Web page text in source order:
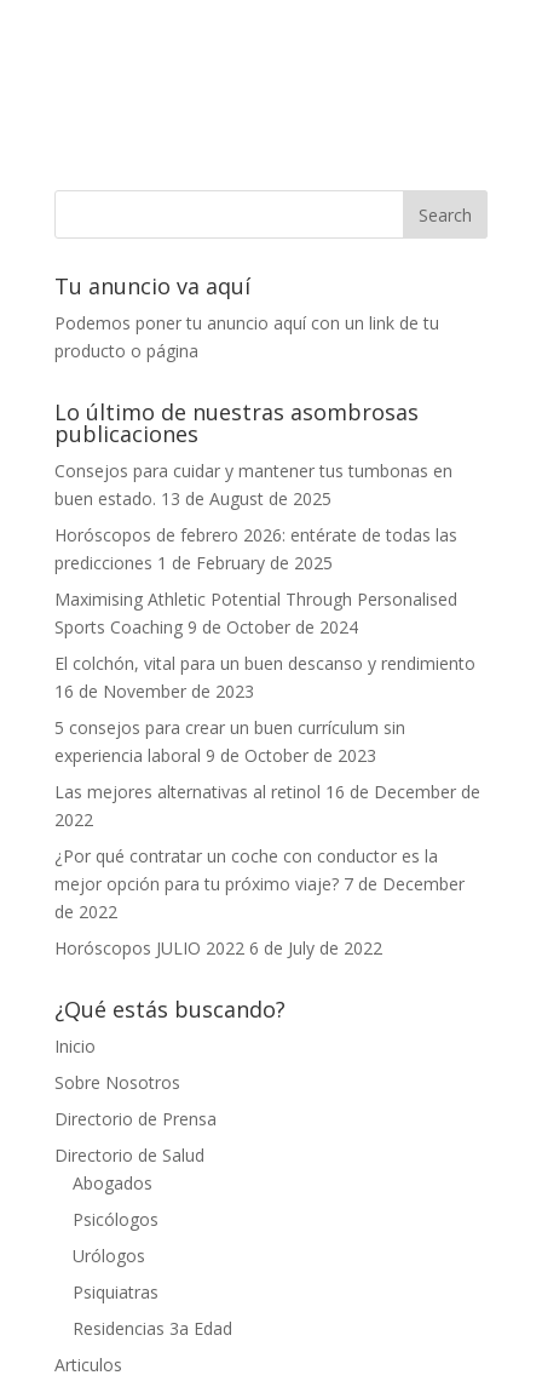
Tu anuncio va aquí
Podemos poner tu anuncio aquí con un link de tu
producto o página
Lo último de nuestras asombrosas
publicaciones
Consejos para cuidar y mantener tus tumbonas en
buen estado. 13 de August de 2025
Horóscopos de febrero 2026: entérate de todas las
predicciones 1 de February de 2025
Maximising Athletic Potential Through Personalised
Sports Coaching 9 de October de 2024
El colchón, vital para un buen descanso y rendimiento
16 de November de 2023
5 consejos para crear un buen currículum sin
experiencia laboral 9 de October de 2023
Las mejores alternativas al retinol 16 de December de
2022
¿Por qué contratar un coche con conductor es la
mejor opción para tu próximo viaje? 7 de December
de 2022
Horóscopos JULIO 2022 6 de July de 2022
¿Qué estás buscando?
Inicio
Sobre Nosotros
Directorio de Prensa
Directorio de Salud
Abogados
Psicólogos
Urólogos
Psiquiatras
Residencias 3a Edad
Articulos